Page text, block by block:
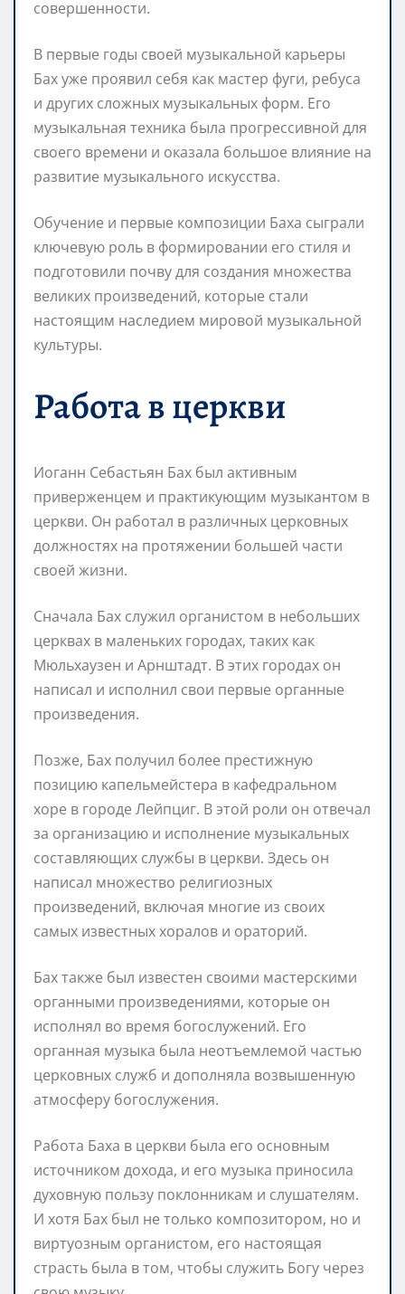
совершенности.
В первые годы своей музыкальной карьеры
Бах уже проявил себя как мастер фуги, ребуса
и других сложных музыкальных форм. Его
музыкальная техника была прогрессивной для
своего времени и оказала большое влияние на
развитие музыкального искусства.
Обучение и первые композиции Баха сыграли
ключевую роль в формировании его стиля и
подготовили почву для создания множества
великих произведений, которые стали
настоящим наследием мировой музыкальной
культуры.
Работа в церкви
Иоганн Себастьян Бах был активным
приверженцем и практикующим музыкантом в
церкви. Он работал в различных церковных
должностях на протяжении большей части
своей жизни.
Сначала Бах служил органистом в небольших
церквах в маленьких городах, таких как
Мюльхаузен и Арнштадт. В этих городах он
написал и исполнил свои первые органные
произведения.
Позже, Бах получил более престижную
позицию капельмейстера в кафедральном
хоре в городе Лейпциг. В этой роли он отвечал
за организацию и исполнение музыкальных
составляющих службы в церкви. Здесь он
написал множество религиозных
произведений, включая многие из своих
самых известных хоралов и ораторий.
Бах также был известен своими мастерскими
органными произведениями, которые он
исполнял во время богослужений. Его
органная музыка была неотъемлемой частью
церковных служб и дополняла возвышенную
атмосферу богослужения.
Работа Баха в церкви была его основным
источником дохода, и его музыка приносила
духовную пользу поклонникам и слушателям.
И хотя Бах был не только композитором, но и
виртуозным органистом, его настоящая
страсть была в том, чтобы служить Богу через